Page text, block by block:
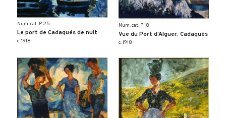
Num. cat. P 25
Le port de Cadaqués de nuit
c. 1918
Num. cat. P 18
Vue du Port d’Alguer, Cadaqués
c. 1918